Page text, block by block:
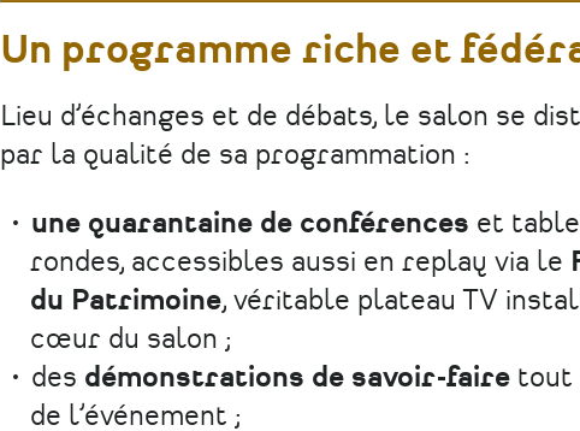
Un programme riche et
Lieu d’échanges et de débats, le salon se
par la qualité de sa programmation :
une quarantaine de conférences et
rondes, accessibles aussi en replay via le
du Patrimoine, véritable plateau TV
cœur du salon ;
des démonstrations de savoir-fairetout
de l’événement ;